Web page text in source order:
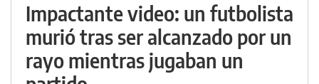
Impactante video: un futbolista
murió tras ser alcanzado por un
rayo mientras jugaban un